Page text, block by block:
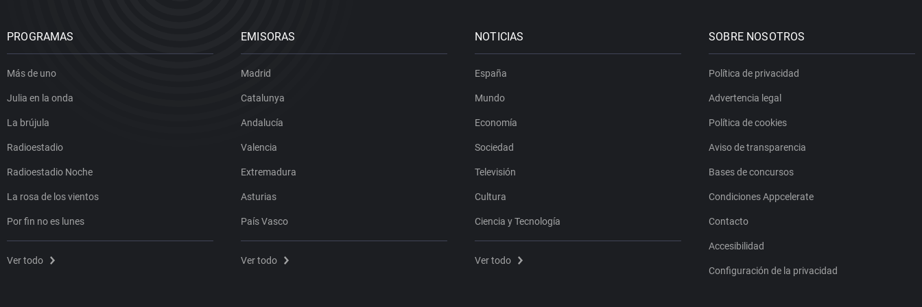
PROGRAMAS
Más de uno
Julia en la onda
La brújula
Radioestadio
Radioestadio Noche
La rosa de los vientos
Por fin no es lunes
Ver todo
EMISORAS
Madrid
Catalunya
Andalucía
Valencia
Extremadura
Asturias
País Vasco
Ver todo
NOTICIAS
España
Mundo
Economía
Sociedad
Televisión
Cultura
Ciencia y Tecnología
Ver todo
SOBRE NOSOTROS
Política de privacidad
Advertencia legal
Política de cookies
Aviso de transparencia
Bases de concursos
Condiciones Appcelerate
Contacto
Accesibilidad
Configuración de la privacidad